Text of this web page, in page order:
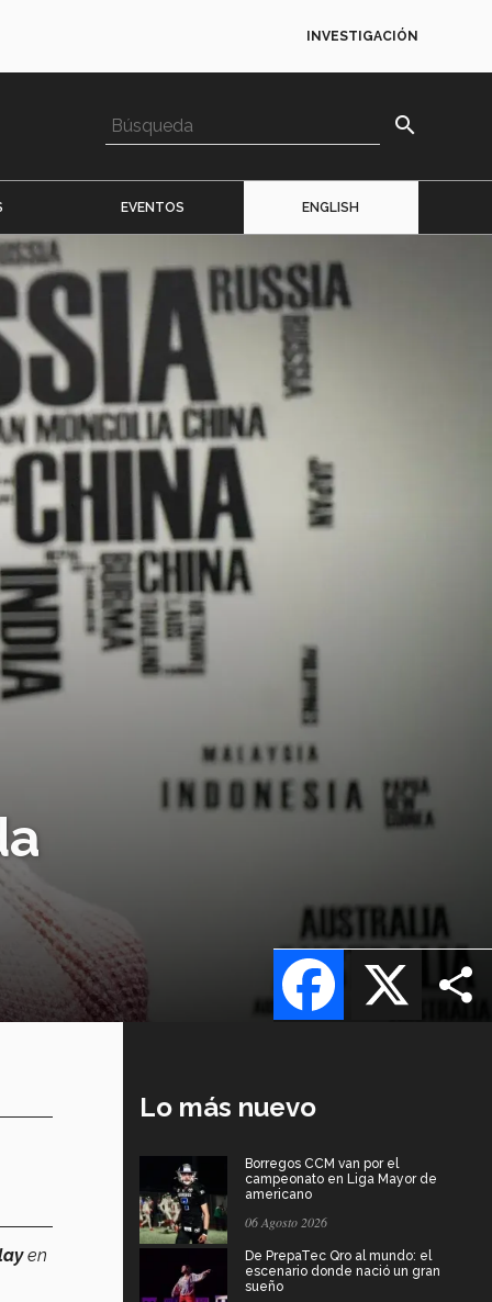
INVESTIGACIÓN
search
EVENTOS ENGLISH
X
Facebook
en
Lo más nuevo
Borregos CCM van por el
campeonato en Liga Mayor de
americano
06 Agosto 2026
De PrepaTec Qro al mundo: el
escenario donde nació un gran
sueño